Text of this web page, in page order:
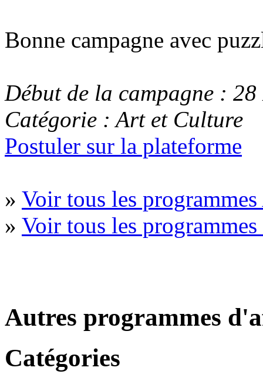
Bonne campagne avec
Début de la campagne :
Catégorie : Art et Culture
Postuler sur la plateforme
» Voir tous les
» Voir tous les
Autres programmes
Catégories